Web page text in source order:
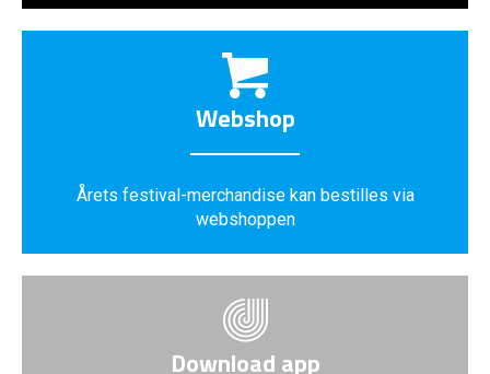
Webshop
Årets festival-merchandise kan bestilles via
webshoppen
Download app